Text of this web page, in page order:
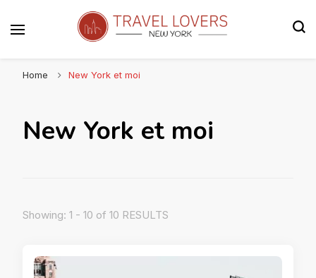
Home
New York et moi
New York et moi
Showing: 1 - 10 of 10 RESULTS